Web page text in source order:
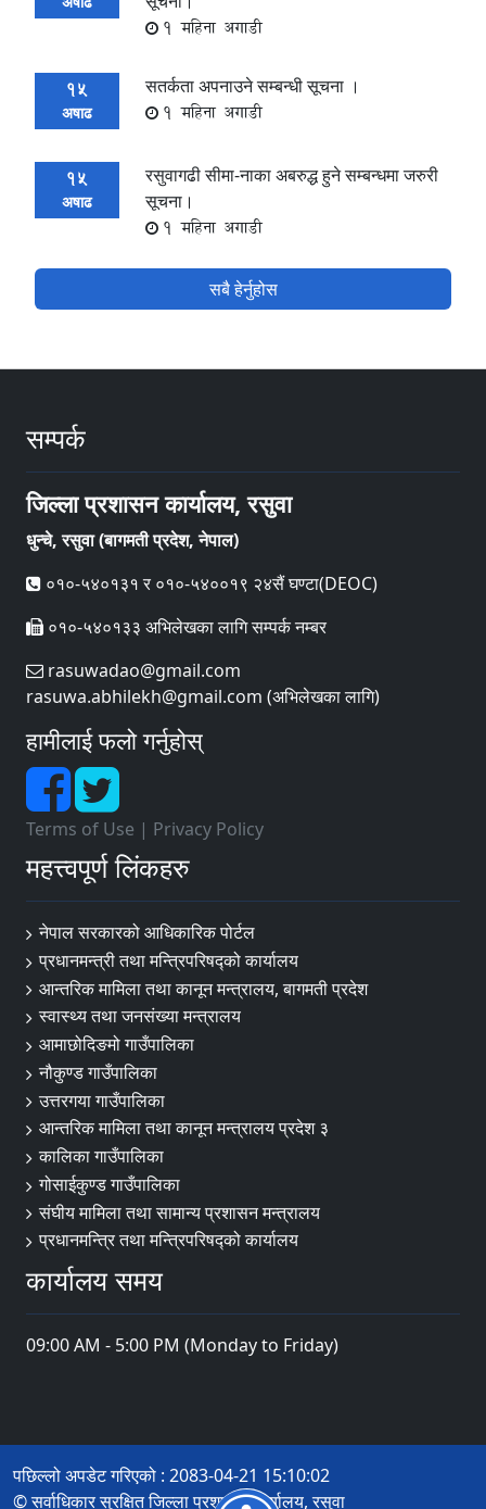
1 महिना अगाडी
15
अषाढ
सतर्कता अपनाउने सम्बन्धी सूचना ।
1 महिना अगाडी
15
अषाढ
रसुवागढी सीमा-नाका अबरुद्ध हुने सम्बन्धमा जरुरी
सूचना।
1 महिना अगाडी
सबै हेर्नुहोस
सम्पर्क
जिल्ला प्रशासन कार्यालय, रसुवा
धुन्चे, रसुवा (बागमती प्रदेश, नेपाल)
०१०-५४०१३१ र ०१०-५४००१९ २४सैं घण्टा(DEOC)
०१०-५४०१३३ अभिलेखका लागि सम्पर्क नम्बर
rasuwadao@gmail.com
rasuwa.abhilekh@gmail.com (अभिलेखका लागि)
हामीलाई फलो गर्नुहोस्
Terms of Use | Privacy Policy
महत्त्वपूर्ण लिंकहरु
नेपाल सरकारको आधिकारिक पोर्टल
प्रधानमन्त्री तथा मन्त्रिपरिषद्‍को कार्यालय
आन्तरिक मामिला तथा कानून मन्त्रालय, बागमती प्रदेश
स्वास्थ्य तथा जनसंख्या मन्त्रालय
आमाछोदिङमो गाउँपालिका
नौकुण्ड गाउँपालिका
उत्तरगया गाउँपालिका
आन्तरिक मामिला तथा कानून मन्त्रालय प्रदेश ३
कालिका गाउँपालिका
गोसाईकुण्ड गाउँपालिका
संघीय मामिला तथा सामान्य प्रशासन मन्त्रालय
प्रधानमन्त्रि तथा मन्त्रिपरिषद्को कार्यालय
कार्यालय समय
09:00 AM - 5:00 PM (Monday to Friday)
पछिल्लो अपडेट गरिएको : 2083-04-21 15:10:02
© सर्वाधिकार सुरक्षित जिल्ला प्रशासन कार्यालय, रसुवा